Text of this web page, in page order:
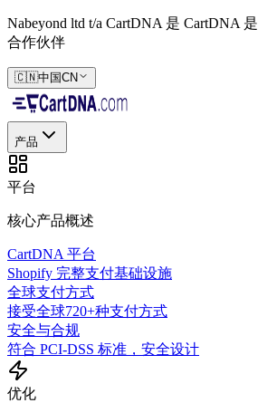
Nabeyond ltd t/a CartDNA 是 CartDNA 是
合作伙伴
🇨🇳中国CN
产品
平台
核心产品概述
CartDNA 平台
Shopify 完整支付基础设施
全球支付方式
接受全球720+种支付方式
安全与合规
符合 PCI-DSS 标准，安全设计
优化